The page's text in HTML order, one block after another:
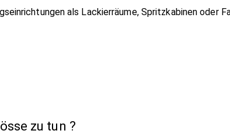
als Lackierräume, Spritzkabinen oder
zu tun ?